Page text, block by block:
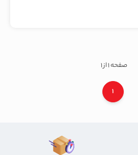
صفحه 1 از 1
1